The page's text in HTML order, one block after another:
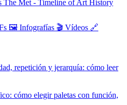
The Met - Timeline of Art History
🖼️ Infografías 🎬 Vídeos 🔗
repetición y jerarquía: cómo leer
cómo elegir paletas con función,